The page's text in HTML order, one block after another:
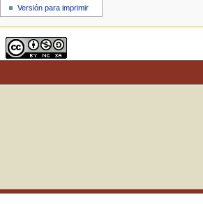
Versión para imprimir
La
relación
En
el 20 de